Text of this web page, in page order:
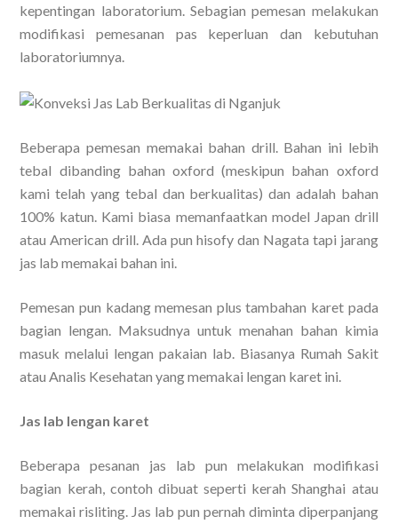
kepentingan laboratorium. Sebagian pemesan melakukan
modifikasi pemesanan pas keperluan dan kebutuhan
laboratoriumnya.
Beberapa pemesan memakai bahan drill. Bahan ini lebih
tebal dibanding bahan oxford (meskipun bahan oxford
kami telah yang tebal dan berkualitas) dan adalah bahan
100% katun. Kami biasa memanfaatkan model Japan drill
atau American drill. Ada pun hisofy dan Nagata tapi jarang
jas lab memakai bahan ini.
Pemesan pun kadang memesan plus tambahan karet pada
bagian lengan. Maksudnya untuk menahan bahan kimia
masuk melalui lengan pakaian lab. Biasanya Rumah Sakit
atau Analis Kesehatan yang memakai lengan karet ini.
Jas lab lengan karet
Beberapa pesanan jas lab pun melakukan modifikasi
bagian kerah, contoh dibuat seperti kerah Shanghai atau
memakai risliting. Jas lab pun pernah diminta diperpanjang